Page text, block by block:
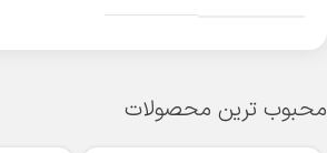
محبوب ترین محصولات